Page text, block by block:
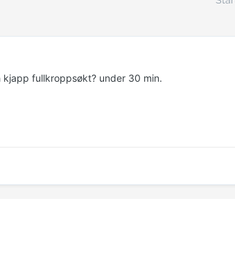
kjapp fullkroppsøkt? under 30 min.